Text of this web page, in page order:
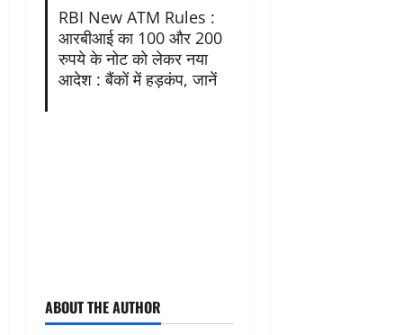
RBI New ATM Rules :
आरबीआई का 100 और 200
रुपये के नोट को लेकर नया
आदेश : बैंकों में हड़कंप, जानें
ABOUT THE AUTHOR